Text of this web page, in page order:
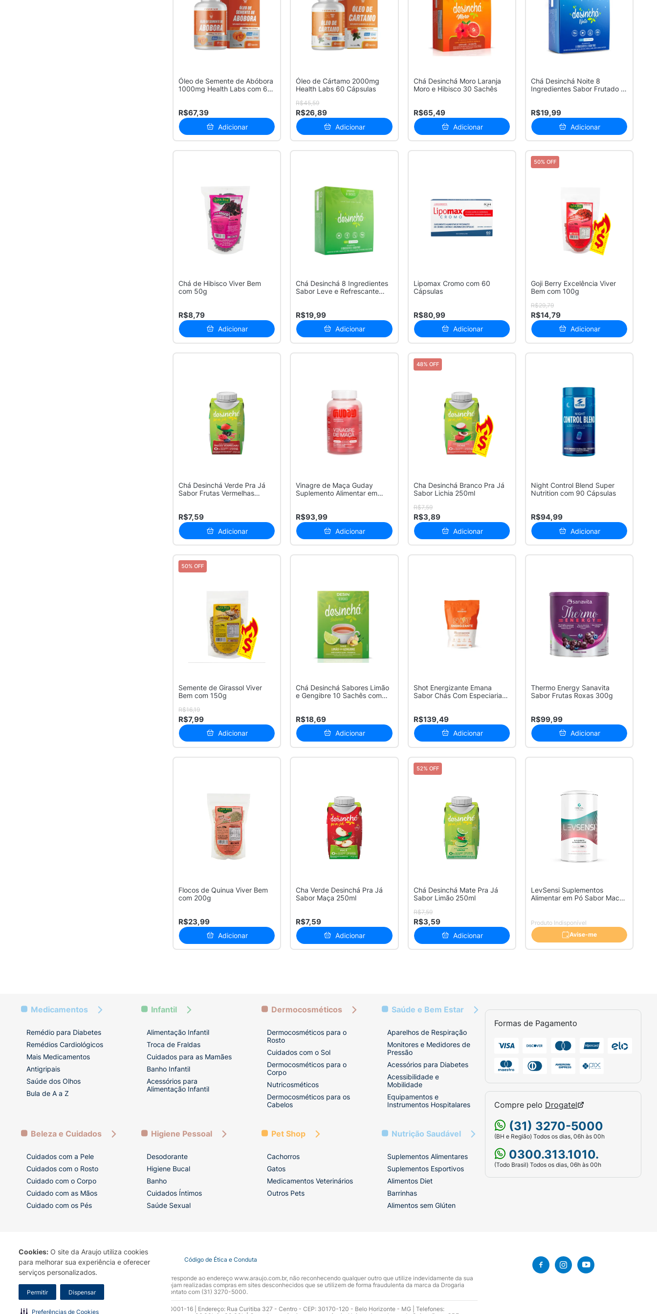
Cookies: O site da Araujo utiliza cookies
para melhorar sua experiência e oferecer
serviços personalizados.
Permitir Dispensar
Preferências de Cookies
Óleo de Semente de Abóbora
1000mg Health Labs com 60
R$67,39
Adicionar
Óleo de Cártamo 2000mg
Health Labs 60 Cápsulas
R$45,59
R$26,89
Adicionar
Chá Desinchá Moro Laranja
Moro e Hibisco 30 Sachês
R$65,49
Adicionar
Chá Desinchá Noite 8
Ingredientes Sabor Frutado e
R$19,99
Adicionar
Chá de Hibisco Viver Bem
com 50g
R$8,79
Adicionar
Chá Desinchá 8 Ingredientes
Sabor Leve e Refrescante
R$19,99
Adicionar
Lipomax Cromo com 60
Cápsulas
R$80,99
Adicionar
50% OFF
Goji Berry Excelência Viver
Bem com 100g
R$29,79
R$14,79
Adicionar
Chá Desinchá Verde Pra Já
Sabor Frutas Vermelhas
R$7,59
Adicionar
Vinagre de Maça Guday
Suplemento Alimentar em
R$93,99
Adicionar
48% OFF
Cha Desinchá Branco Pra Já
Sabor Lichia 250ml
R$7,59
R$3,89
Adicionar
Night Control Blend Super
Nutrition com 90 Cápsulas
R$94,99
Adicionar
50% OFF
Semente de Girassol Viver
Bem com 150g
R$16,19
R$7,99
Adicionar
Chá Desinchá Sabores Limão
e Gengibre 10 Sachês com
R$18,69
Adicionar
Shot Energizante Emana
Sabor Chás Com Especiarias
R$139,49
Adicionar
Thermo Energy Sanavita
Sabor Frutas Roxas 300g
R$99,99
Adicionar
Flocos de Quinua Viver Bem
com 200g
R$23,99
Adicionar
Cha Verde Desinchá Pra Já
Sabor Maça 250ml
R$7,59
Adicionar
52% OFF
Chá Desinchá Mate Pra Já
Sabor Limão 250ml
R$7,59
R$3,59
Adicionar
LevSensi Suplementos
Alimentar em Pó Sabor Macã
Produto Indisponível
Avise-me
Medicamentos
Remédio para Diabetes
Remédios Cardiológicos
Mais Medicamentos
Antigripais
Saúde dos Olhos
Bula de A a Z
Infantil
Alimentação Infantil
Troca de Fraldas
Cuidados para as Mamães
Banho Infantil
Acessórios para
Alimentação Infantil
Dermocosméticos
Dermocosméticos para o
Rosto
Cuidados com o Sol
Dermocosméticos para o
Corpo
Nutricosméticos
Dermocosméticos para os
Cabelos
Saúde e Bem Estar
Aparelhos de Respiração
Monitores e Medidores de
Pressão
Acessórios para Diabetes
Acessibilidade e
Mobilidade
Equipamentos e
Instrumentos Hospitalares
Beleza e Cuidados
Cuidados com a Pele
Cuidados com o Rosto
Cuidado com o Corpo
Cuidado com as Mãos
Cuidado com os Pés
Higiene Pessoal
Desodorante
Higiene Bucal
Banho
Cuidados Íntimos
Saúde Sexual
Pet Shop
Cachorros
Gatos
Medicamentos Veterinários
Outros Pets
Nutrição Saudável
Suplementos Alimentares
Suplementos Esportivos
Alimentos Diet
Barrinhas
Alimentos sem Glúten
Formas de Pagamento
Compre pelo Drogatel
(31) 3270-5000
(BH e Região) Todos os dias, 06h às 00h
0300.313.1010.
(Todo Brasil) Todos os dias, 06h às 00h
Termo de Uso Portal da Privacidade Covid-19 Código de Ética e Conduta
A Drogaria Araujo S/A informa que o seu site oficial corresponde ao endereço www.araujo.com.br, não reconhecendo qualquer outro que utilize indevidamente da sua
marca. Para sua segurança recomendamos que não sejam realizadas compras em sites desconhecidos que se utilizem de forma fraudulenta da marca da Drogaria
Araujo S.A. Em caso de dúvidas, gentileza entrar em contato com (31) 3270-5000.
Razão Social: Drogaria Araujo S.A | CNPJ: 17.256.512.0001-16 | Endereço: Rua Curitiba 327 - Centro - CEP: 30170-120 - Belo Horizonte - MG | Telefones: